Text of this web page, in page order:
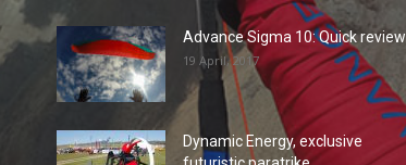
Advance Sigma 10: Quick review
19 April, 2017
Dynamic Energy, exclusive